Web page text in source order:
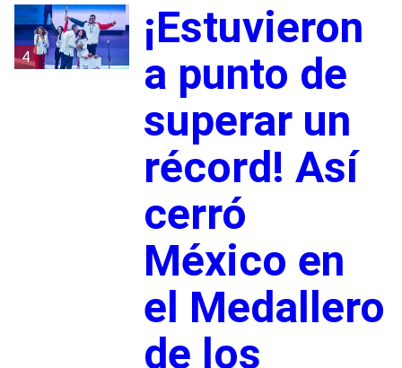
4
¡Estuvieron
a punto de
superar un
récord! Así
cerró
México en
el Medallero
de los